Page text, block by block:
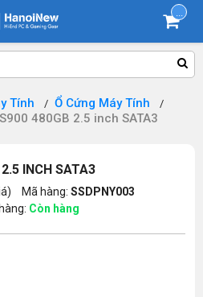
Tính
Ổ Cứng Máy Tính
480GB 2.5 inch SATA3
INCH SATA3
Mã hàng: SSDPNY003
Còn hàng